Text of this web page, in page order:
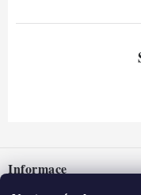
pInformace